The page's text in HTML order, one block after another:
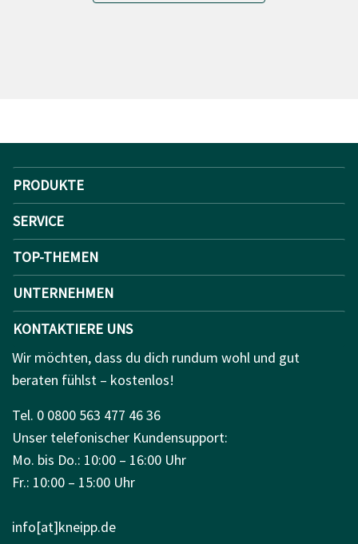
PRODUKTE
SERVICE
TOP-THEMEN
UNTERNEHMEN
KONTAKTIERE UNS
Wir möchten, dass du dich rundum wohl und gut
beraten fühlst – kostenlos!
Tel. 0 0800 563 477 46 36
Unser telefonischer Kundensupport:
Mo. bis Do.: 10:00 – 16:00 Uhr
Fr.: 10:00 – 15:00 Uhr
info[at]kneipp.de